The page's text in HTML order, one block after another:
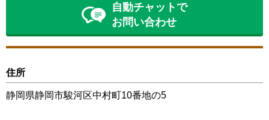
自動チャットで
お問い合わせ
住所
静岡県静岡市駿河区中村町10番地の5